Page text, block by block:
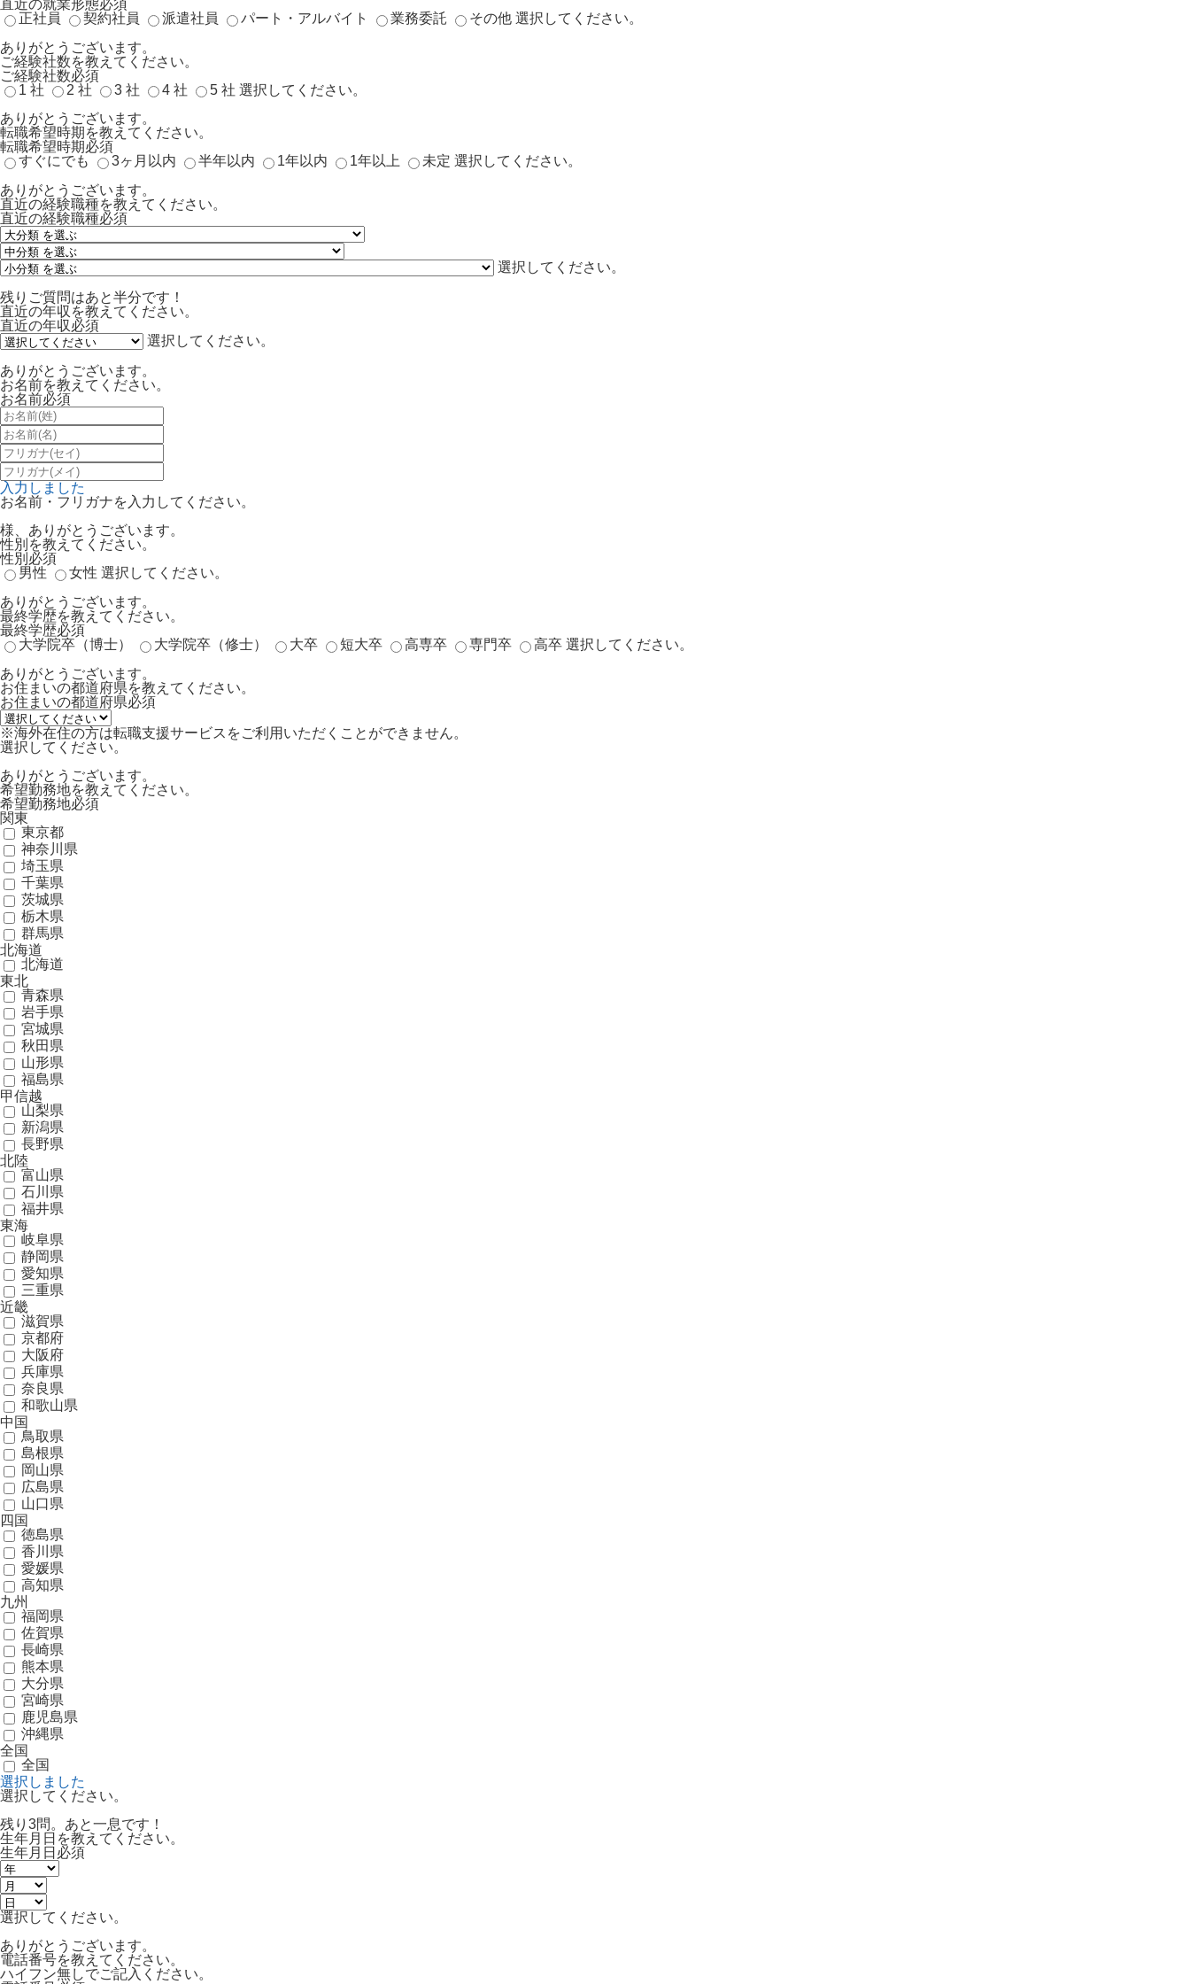
直近の就業形態必須
正社員
契約社員 派遣社員 パート・アルバイト 業務委託 その他 選択してください。
ありがとうございます。
ご経験社数を教えてください。
ご経験社数必須
1 社
2 社 3 社 4 社 5 社 選択してください。
ありがとうございます。
転職希望時期を教えてください。
転職希望時期必須
すぐにでも
3ヶ月以内 半年以内 1年以内 1年以上 未定 選択してください。
ありがとうございます。
直近の経験職種を教えてください。
直近の経験職種必須
選択してください。
残りご質問はあと半分です！
直近の年収を教えてください。
直近の年収必須
選択してください。
ありがとうございます。
お名前を教えてください。
お名前必須
入力しました
お名前・フリガナを入力してください。
様、ありがとうございます。
性別を教えてください。
性別 必須
男性
女性 選択してください。
ありがとうございます。
最終学歴を教えてください。
最終学歴必須
大学院卒（博士）
大学院卒（修士） 大卒 短大卒 高専卒 専門卒 高卒 選択してください。
ありがとうございます。
お住まいの都道府県を教えてください。
お住まいの都道府県必須
※海外在住の方は転職支援サービスをご利用いただくことができません。
選択してください。
ありがとうございます。
希望勤務地を教えてください。
希望勤務地必須
関東
東京都
神奈川県
埼玉県
千葉県
茨城県
栃木県
群馬県
北海道
北海道
東北
青森県
岩手県
宮城県
秋田県
山形県
福島県
甲信越
山梨県
新潟県
長野県
北陸
富山県
石川県
福井県
東海
岐阜県
静岡県
愛知県
三重県
近畿
滋賀県
京都府
大阪府
兵庫県
奈良県
和歌山県
中国
鳥取県
島根県
岡山県
広島県
山口県
四国
徳島県
香川県
愛媛県
高知県
九州
福岡県
佐賀県
長崎県
熊本県
大分県
宮崎県
鹿児島県
沖縄県
全国
全国
選択しました
選択してください。
残り3問。あと一息です！
生年月日を教えてください。
生年月日 必須
選択してください。
ありがとうございます。
電話番号を教えてください。
ハイフン無しでご記入ください。